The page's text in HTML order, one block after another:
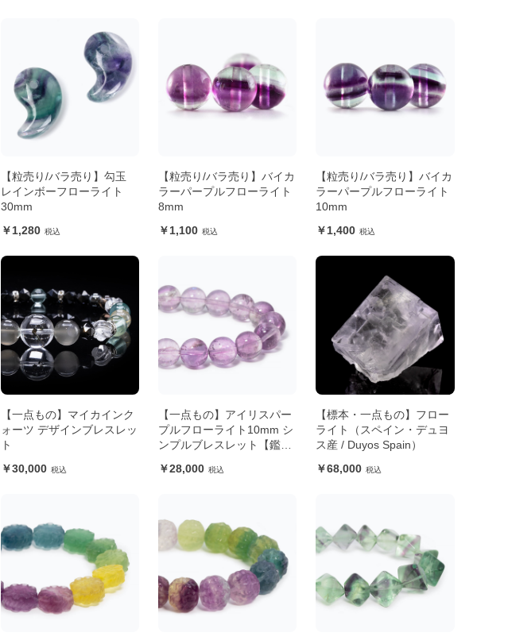
【粒売り/バラ売り】勾玉
レインボーフローライト
30mm
1,280
【粒売り/バラ売り】バイカ
ラーパープルフローライト
8mm
1,100
【粒売り/バラ売り】バイカ
ラーパープルフローライト
10mm
1,400
【一点もの】マイカインク
ォーツ デザインブレスレッ
ト
30,000
【一点もの】アイリスパー
プルフローライト10mm シ
ンプルブレスレット【鑑別
28,000
【標本・一点もの】フロー
ライト（スペイン・デュヨ
ス産 / Duyos Spain）
68,000